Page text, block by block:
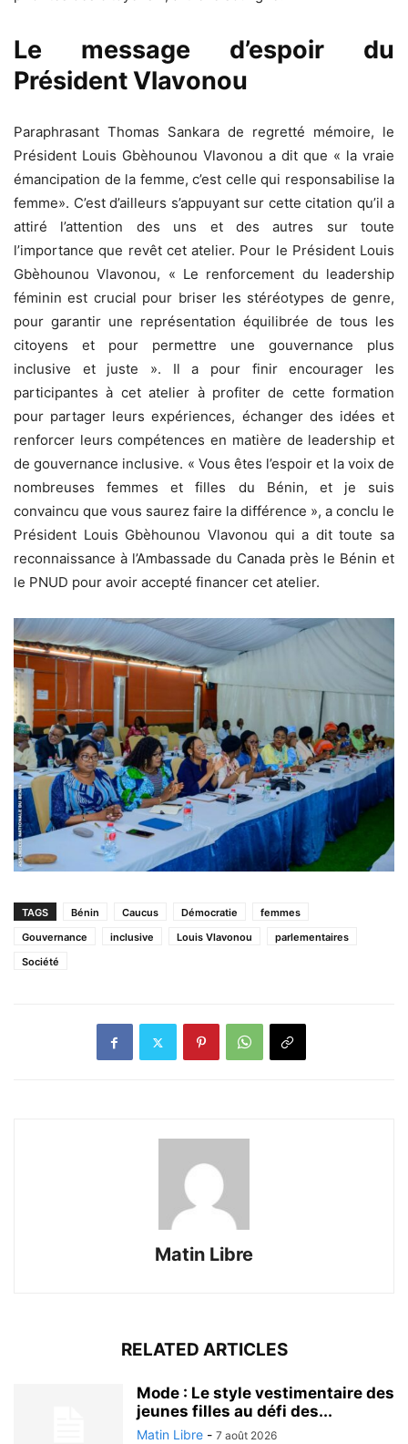
Le message d’espoir du
Président Vlavonou
Paraphrasant Thomas Sankara de regretté mémoire, le
Président Louis Gbèhounou Vlavonou a dit que « la vraie
émancipation de la femme, c’est celle qui responsabilise la
femme». C’est d’ailleurs s’appuyant sur cette citation qu’il a
attiré l’attention des uns et des autres sur toute
l’importance que revêt cet atelier. Pour le Président Louis
Gbèhounou Vlavonou, « Le renforcement du leadership
féminin est crucial pour briser les stéréotypes de genre,
pour garantir une représentation équilibrée de tous les
citoyens et pour permettre une gouvernance plus
inclusive et juste ». Il a pour finir encourager les
participantes à cet atelier à profiter de cette formation
pour partager leurs expériences, échanger des idées et
renforcer leurs compétences en matière de leadership et
de gouvernance inclusive. « Vous êtes l’espoir et la voix de
nombreuses femmes et filles du Bénin, et je suis
convaincu que vous saurez faire la différence », a conclu le
Président Louis Gbèhounou Vlavonou qui a dit toute sa
reconnaissance à l’Ambassade du Canada près le Bénin et
le PNUD pour avoir accepté financer cet atelier.
TAGS Bénin Caucus Démocratie
femmes
Gouvernance
inclusive Louis Vlavonou
parlementaires
Société
Matin Libre
RELATED ARTICLES
Mode : Le style vestimentaire des
jeunes filles au défi des...
Matin Libre - 7 août 2026